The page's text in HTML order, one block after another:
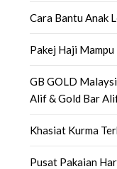
Cara Bantu Anak
Pakej Haji
GB GOLD
Alif & Gold Bar
Khasiat Kurma
Pusat Pakaian